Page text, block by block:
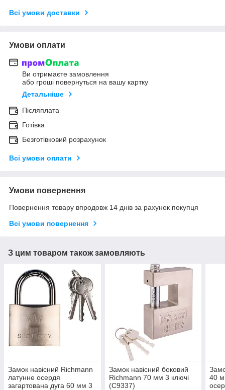
Всі умови доставки
Умови оплати
Ви отримаєте замовлення
або гроші повернуться на вашу картку
Детальніше
Післяплата
Готівка
Безготівковий розрахунок
Всі умови оплати
Умови повернення
Повернення товару впродовж 14 днів за рахунок покупця
Всі умови повернення
З цим товаром також замовляють
Замок навісний Richmann
латунне осердя
загартована дуга 60 мм 3
Замок навісний боковий
Richmann 70 мм 3 ключі
(C9337)
40